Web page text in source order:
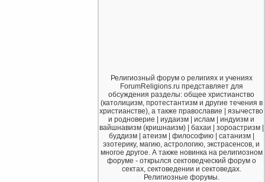
Религиозный форум о религиях и учениях
ForumReligions.ru представляет для
обсуждения разделы: общее христианство
(католицизм, протестантизм и другие течения в
христианстве), а также православие | язычество
и родноверие | иудаизм | ислам | индуизм и
вайшнавизм (кришнаизм) | бахаи | зороастризм |
буддизм | атеизм | философию | сатанизм |
эзотерику, магию, астрологию, экстрасенсов, и
многое другое. А также новинка на религиозном
форуме - открылся сектоведческий форум о
сектах, сектоведении и сектоведах.
Религиозные форумы.